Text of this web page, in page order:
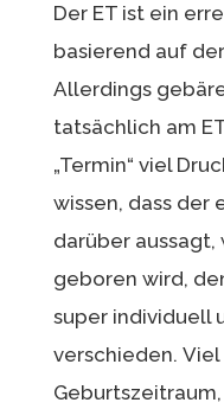
Der ET ist ein
basierend auf
Allerdings
tatsächlich am
„Termin“ viel
wissen, dass der
darüber aussagt,
geboren wird,
super individuell
verschieden.